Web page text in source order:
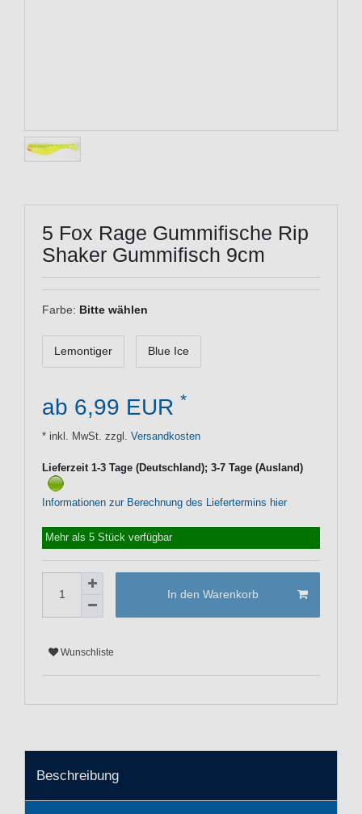
5 Fox Rage Gummifische Rip
Shaker Gummifisch 9cm
Farbe: Bitte wählen
Lemontiger Blue Ice
ab 6,99 EUR *
* inkl. MwSt. zzgl. Versandkosten
Lieferzeit 1-3 Tage (Deutschland); 3-7 Tage (Ausland)
Informationen zur Berechnung des Liefertermins hier
Mehr als 5 Stück verfügbar
In den Warenkorb
Wunschliste
Beschreibung